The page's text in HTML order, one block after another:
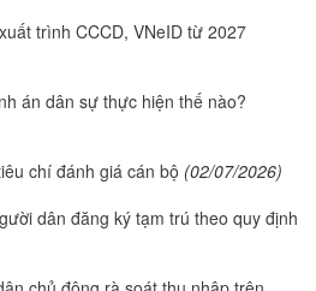
trình CCCD, VNeID từ 2027
án dân sự thực hiện thế nào?
chí đánh giá cán bộ (02/07/2026)
dân đăng ký tạm trú theo quy định